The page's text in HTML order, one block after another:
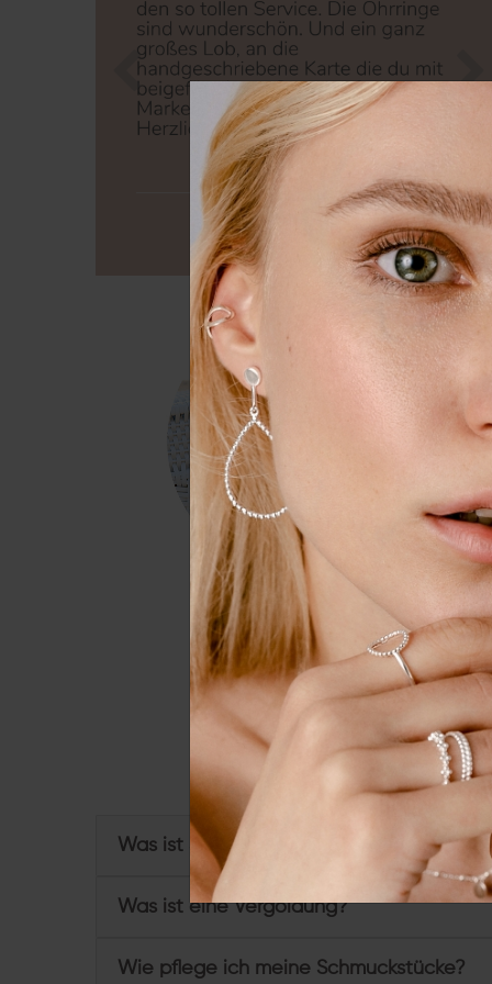
Zurück
Du hast weitere
Was ist Sterling Silber und wofür steht
Was ist eine Vergoldung?
Wie pflege ich meine Schmuckstücke?
Wir nutzen Cookies auf
Erfahrung zu verbessern.
Externe
Alle